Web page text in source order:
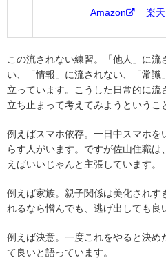
Amazon 楽
この流されない練習。「他人」に
い、「情報」に流されない、「常識
立っています。こうした日常的に
立ち止まって考えてみようというこ
例えばスマホ依存。一日中スマホ
らす人がいます。ですが佐山住職
えばいいじゃんと主張しています。
例えば家族。親子関係は美化されす
れるなら憎んでも、逃げ出しても良
例えば決意。一度これをやると決め
て良いと語っています。